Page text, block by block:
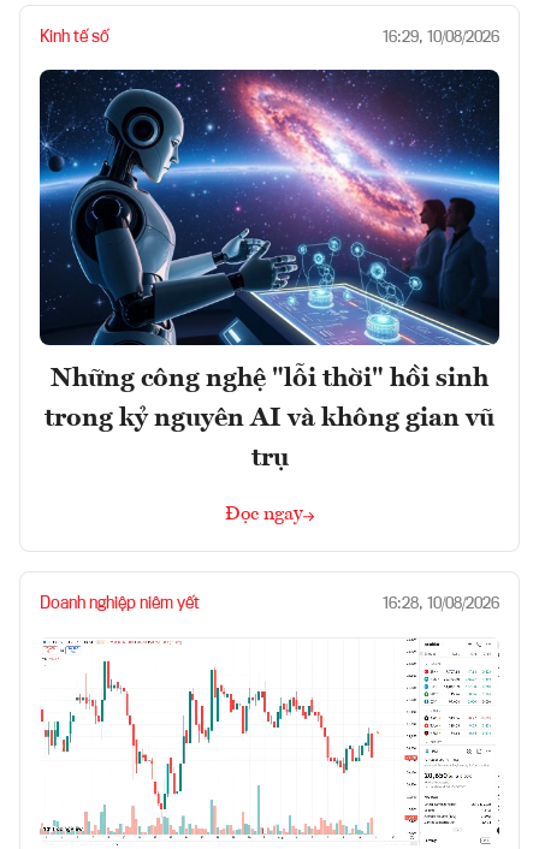
Kinh tế số 16:29, 10/08/2026
Những công nghệ "lỗi thời" hồi sinh
trong kỷ nguyên AI và không gian vũ
trụ
Đọc ngay
Doanh nghiệp niêm yết 16:28, 10/08/2026